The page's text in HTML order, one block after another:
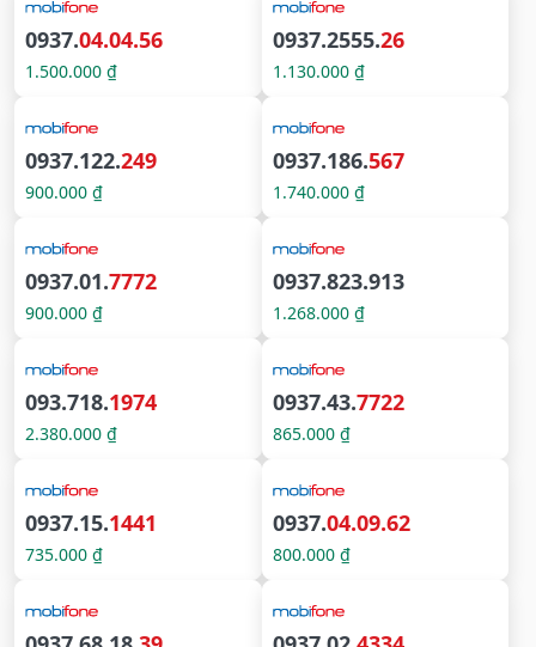
0937.04.04.56
1.500.000 ₫
0937.2555.26
1.130.000 ₫
0937.122.249
900.000 ₫
0937.186.567
1.740.000 ₫
0937.01.7772
900.000 ₫
0937.823.913
1.268.000 ₫
093.718.1974
2.380.000 ₫
0937.43.7722
865.000 ₫
0937.15.1441
735.000 ₫
0937.04.09.62
800.000 ₫